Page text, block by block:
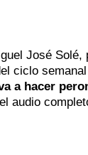
José Solé,
ciclo
a hacer
audio